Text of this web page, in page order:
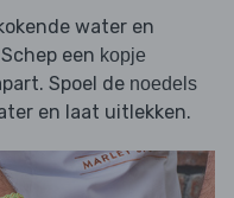
water en
een kopje
Spoel de noedels
en laat uitlekken.